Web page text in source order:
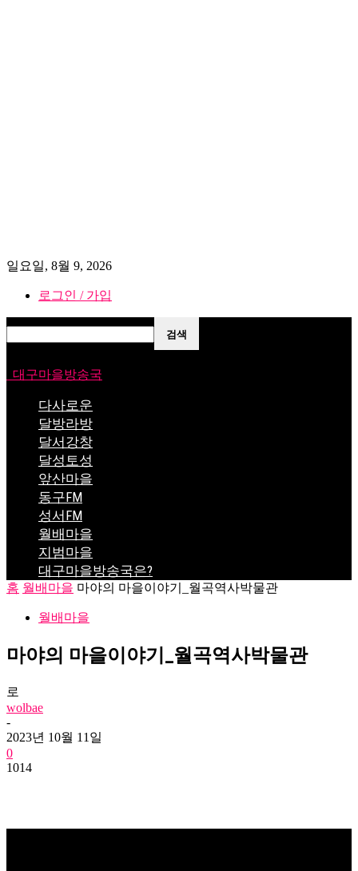
일요일, 8월 9, 2026
로그인 / 가입
대구마을방송국
다사로운
달방라방
달서강창
달성토성
앞산마을
동구FM
성서FM
월배마을
지범마을
대구마을방송국은?
홈 월배마을 마야의 마을이야기_월곡역사박물관
월배마을
마야의 마을이야기_월곡역사박물관
로
wolbae
-
2023년 10월 11일
0
1014